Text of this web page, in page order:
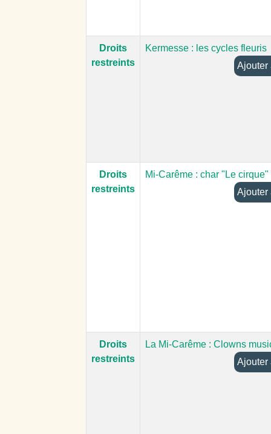
Droits
restreints
Kermesse : les cycles fleuris
Droits
restreints
Mi-Carême : char "Le cirque"
Droits
restreints
La Mi-Carême : Clowns